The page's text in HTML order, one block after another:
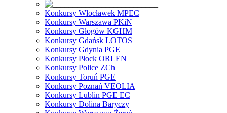
Konkursy Włocławek MPEC
Konkursy Warszawa PKiN
Konkursy Głogów KGHM
Konkursy Gdańsk LOTOS
Konkursy Gdynia PGE
Konkursy Płock ORLEN
Konkursy Police ZCh
Konkursy Toruń PGE
Konkursy Poznań VEOLIA
Konkursy Lublin PGE EC
Konkursy Dolina Baryczy